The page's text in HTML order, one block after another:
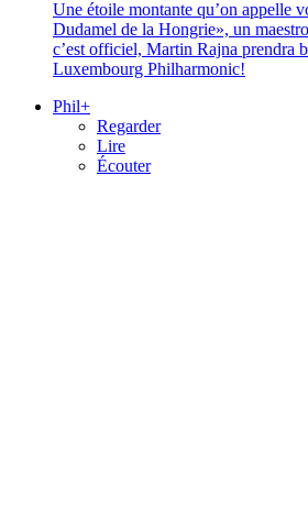
Une étoile montante qu’on appelle
Dudamel de la Hongrie», un
c’est officiel, Martin Rajna prendra
Luxembourg Philharmonic!
Phil+
Regarder
Lire
Écouter